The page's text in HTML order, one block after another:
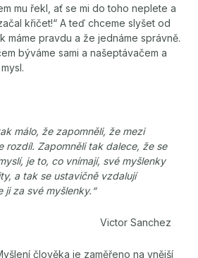
mu řekl, ať se mi do toho neplete a
křičet!“ A teď chceme slyšet od
máme pravdu a že jednáme správně.
býváme sami a našeptávačem a
málo, že zapomněli, že mezi
rozdíl. Zapomněli tak dalece, že se
je to, co vnímají, své myšlenky
a tak se ustavičně vzdalují
ji za své myšlenky.“
Victor Sanchez
člověka je zaměřeno na vnější